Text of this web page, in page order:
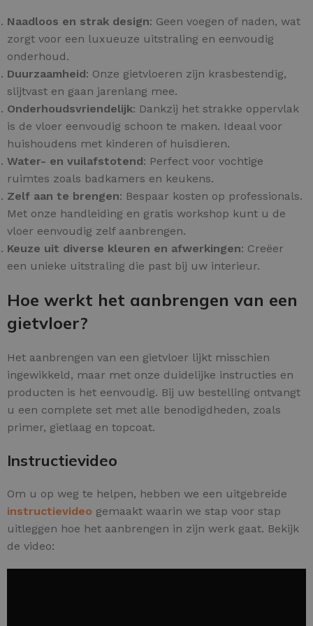
Naadloos en strak design: Geen voegen of naden, wat
zorgt voor een luxueuze uitstraling en eenvoudig
onderhoud.
Duurzaamheid: Onze gietvloeren zijn krasbestendig,
slijtvast en gaan jarenlang mee.
Onderhoudsvriendelijk: Dankzij het strakke oppervlak
is de vloer eenvoudig schoon te maken. Ideaal voor
huishoudens met kinderen of huisdieren.
Water- en vuilafstotend: Perfect voor vochtige
ruimtes zoals badkamers en keukens.
Zelf aan te brengen: Bespaar kosten op professionals.
Met onze handleiding en gratis workshop kunt u de
vloer eenvoudig zelf aanbrengen.
Keuze uit diverse kleuren en afwerkingen: Creëer
een unieke uitstraling die past bij uw interieur.
Hoe werkt het aanbrengen van een
gietvloer?
Het aanbrengen van een gietvloer lijkt misschien
ingewikkeld, maar met onze duidelijke instructies en
producten is het eenvoudig. Bij uw bestelling ontvangt
u een complete set met alle benodigdheden, zoals
primer, gietlaag en topcoat.
Instructievideo
Om u op weg te helpen, hebben we een uitgebreide
instructievideo gemaakt waarin we stap voor stap
uitleggen hoe het aanbrengen in zijn werk gaat. Bekijk
de video: